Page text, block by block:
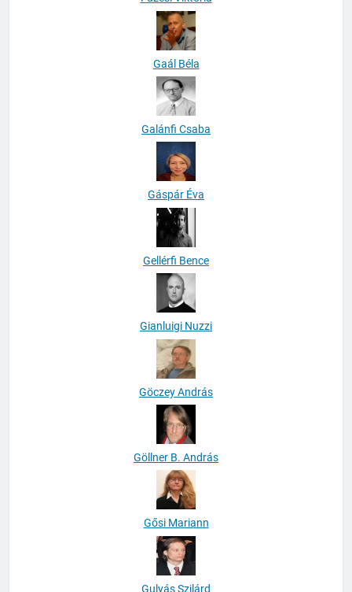
Gaál Béla
Galánfi Csaba
Gáspár Éva
Gellérfi Bence
Gianluigi Nuzzi
Göczey András
Göllner B. András
Gősi Mariann
Gulyás Szilárd